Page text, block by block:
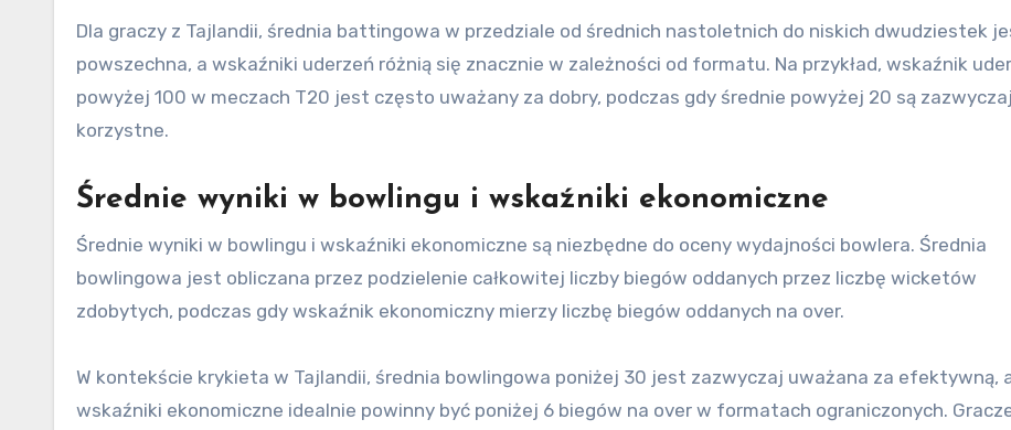
Dla graczy z Tajlandii, średnia battingowa w przedziale od średnich nastoletnich do niskich dwudziestek
powszechna, a wskaźniki uderzeń różnią się znacznie w zależności od formatu. Na przykład, wskaźnik
powyżej 100 w meczach T20 jest często uważany za dobry, podczas gdy średnie powyżej 20 są zazwyczaj
korzystne.
Średnie wyniki w bowlingu i wskaźniki ekonomiczne
Średnie wyniki w bowlingu i wskaźniki ekonomiczne są niezbędne do oceny wydajności bowlera. Średnia
bowlingowa jest obliczana przez podzielenie całkowitej liczby biegów oddanych przez liczbę wicketów
zdobytych, podczas gdy wskaźnik ekonomiczny mierzy liczbę biegów oddanych na over.
W kontekście krykieta w Tajlandii, średnia bowlingowa poniżej 30 jest zazwyczaj uważana za efektywną,
wskaźniki ekonomiczne idealnie powinny być poniżej 6 biegów na over w formatach ograniczonych.